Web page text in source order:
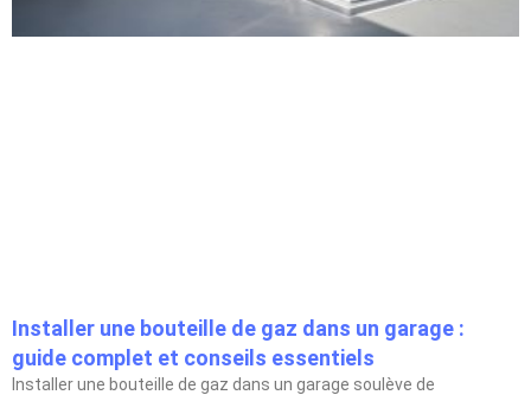
Installer une bouteille de gaz dans un garage :
guide complet et conseils essentiels
Installer une bouteille de gaz dans un garage soulève de